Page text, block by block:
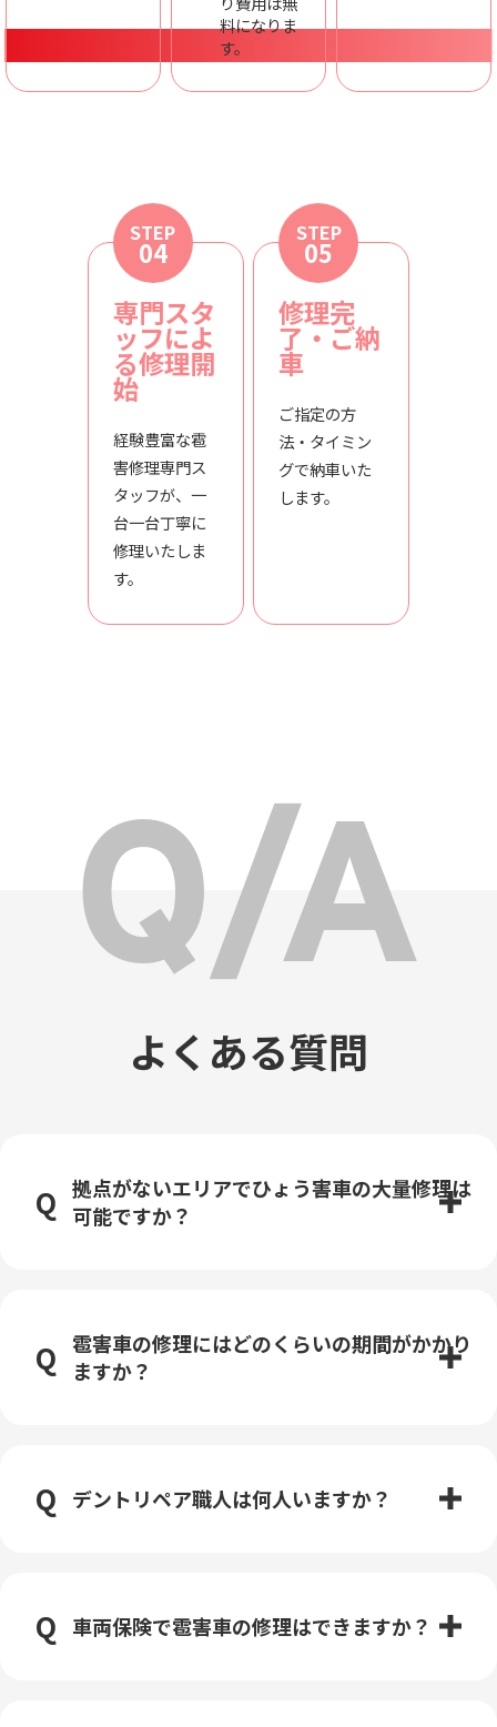
料になりま
す。
STEP
04
専門スタ
ッフによ
る修理開
始
経験豊富な雹
害修理専門ス
タッフが、一
台一台丁寧に
修理いたしま
す。
STEP
05
修理完
了・ご納
車
ご指定の方
法・タイミン
グで納車いた
します。
よくある質問
拠点がないエリアでひょう害車の大量修理は
可能ですか？
雹害車の修理にはどのくらいの期間がかかり
ますか？
デントリペア職人は何人いますか？
車両保険で雹害車の修理はできますか？